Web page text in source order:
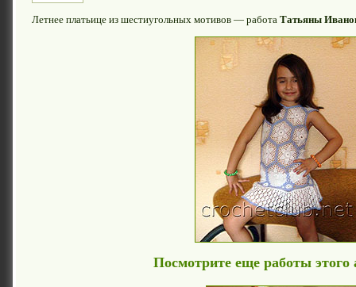
Летнее платьице из шестиугольных мотивов — работа Татьяны
Посмотрите еще работы этого